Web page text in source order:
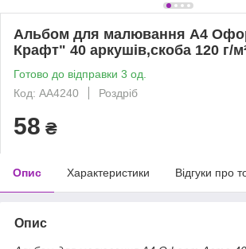
Альбом для малювання А4
Крафт" 40 аркушів,скоба 120 г/
Готово до відправки 3 од.
Код: АА4240
Роздріб
58 ₴
Опис Характеристики Відгуки про
Опис